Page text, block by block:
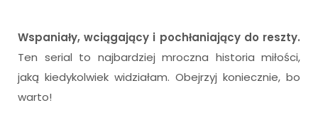
Wspaniały, wciągający i pochłaniający do reszty.
Ten serial to najbardziej mroczna historia miłości,
jaką kiedykolwiek widziałam. Obejrzyj koniecznie, bo
warto!